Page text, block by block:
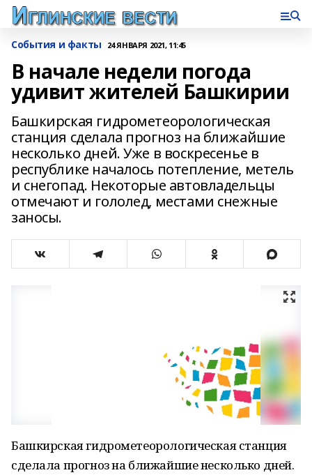
События и факты 24 ЯНВАРЯ 2021, 11:45
В начале недели погода
удивит жителей Башкирии
Башкирская гидрометеорологическая
станция сделала прогноз на ближайшие
несколько дней. Уже в воскресенье в
республике началось потепление, метель
и снегопад. Некоторые автовладельцы
отмечают и гололед, местами снежные
заносы.
Башкирская гидрометеорологическая станция
сделала прогноз на ближайшие несколько дней.